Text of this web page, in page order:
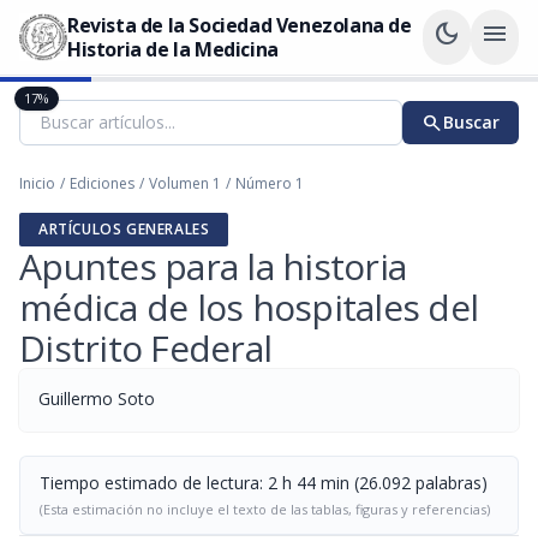
Revista de la Sociedad Venezolana de
Historia de la Medicina
dark_mode menu
searchBuscar
Inicio / Ediciones / Volumen 1 / Número 1
ARTÍCULOS GENERALES
Apuntes para la historia
médica de los hospitales del
Distrito Federal
Guillermo Soto
Tiempo estimado de lectura: 2 h 44 min (26.092 palabras)
(Esta estimación no incluye el texto de las tablas, figuras y referencias)
17%